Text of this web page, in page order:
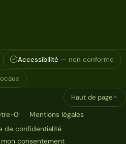
Accessibilité — non conforme
0
Mentions légales
de confidentialité
consentement
Haut de page